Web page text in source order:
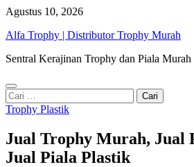
Skip
content
Agustus 10, 2026
Alfa Trophy | Distributor Trophy Murah
Sentral Kerajinan Trophy dan Piala
Cari
untuk:
Trophy Plastik
Jual Trophy Murah, Jual
Jual Piala Plastik